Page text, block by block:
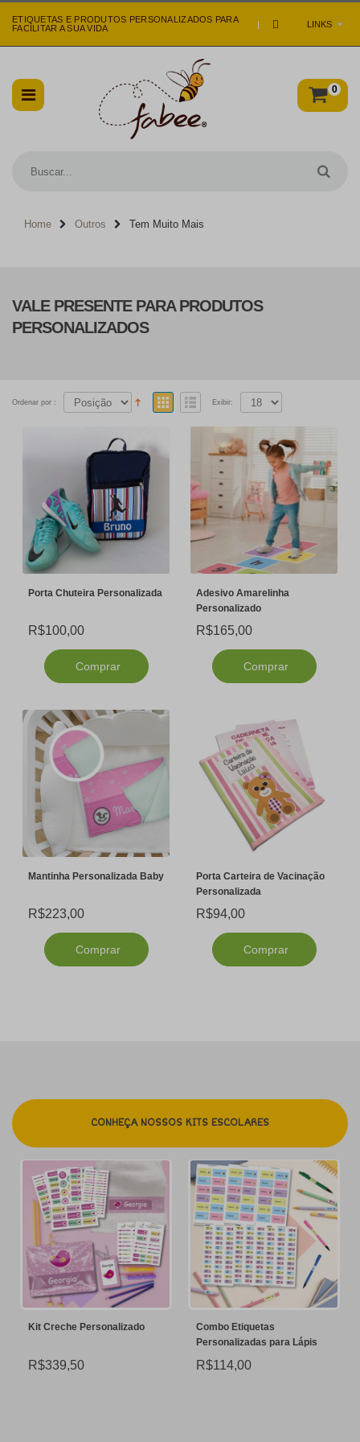
LINKS
ETIQUETAS E PRODUTOS PERSONALIZADOS PARA
FACILITAR A SUA VIDA
|
0
Home Outros Tem Muito Mais
VALE PRESENTE PARA PRODUTOS
PERSONALIZADOS
Ordenar por : Exibir:
Porta Chuteira Personalizada
R$100,00
Comprar
Adesivo Amarelinha
Personalizado
R$165,00
Comprar
Mantinha Personalizada Baby
R$223,00
Comprar
Porta Carteira de Vacinação
Personalizada
R$94,00
Comprar
CONHEÇA NOSSOS KITS ESCOLARES
Personalizado
Combo Etiquetas
Personalizadas para Lápis